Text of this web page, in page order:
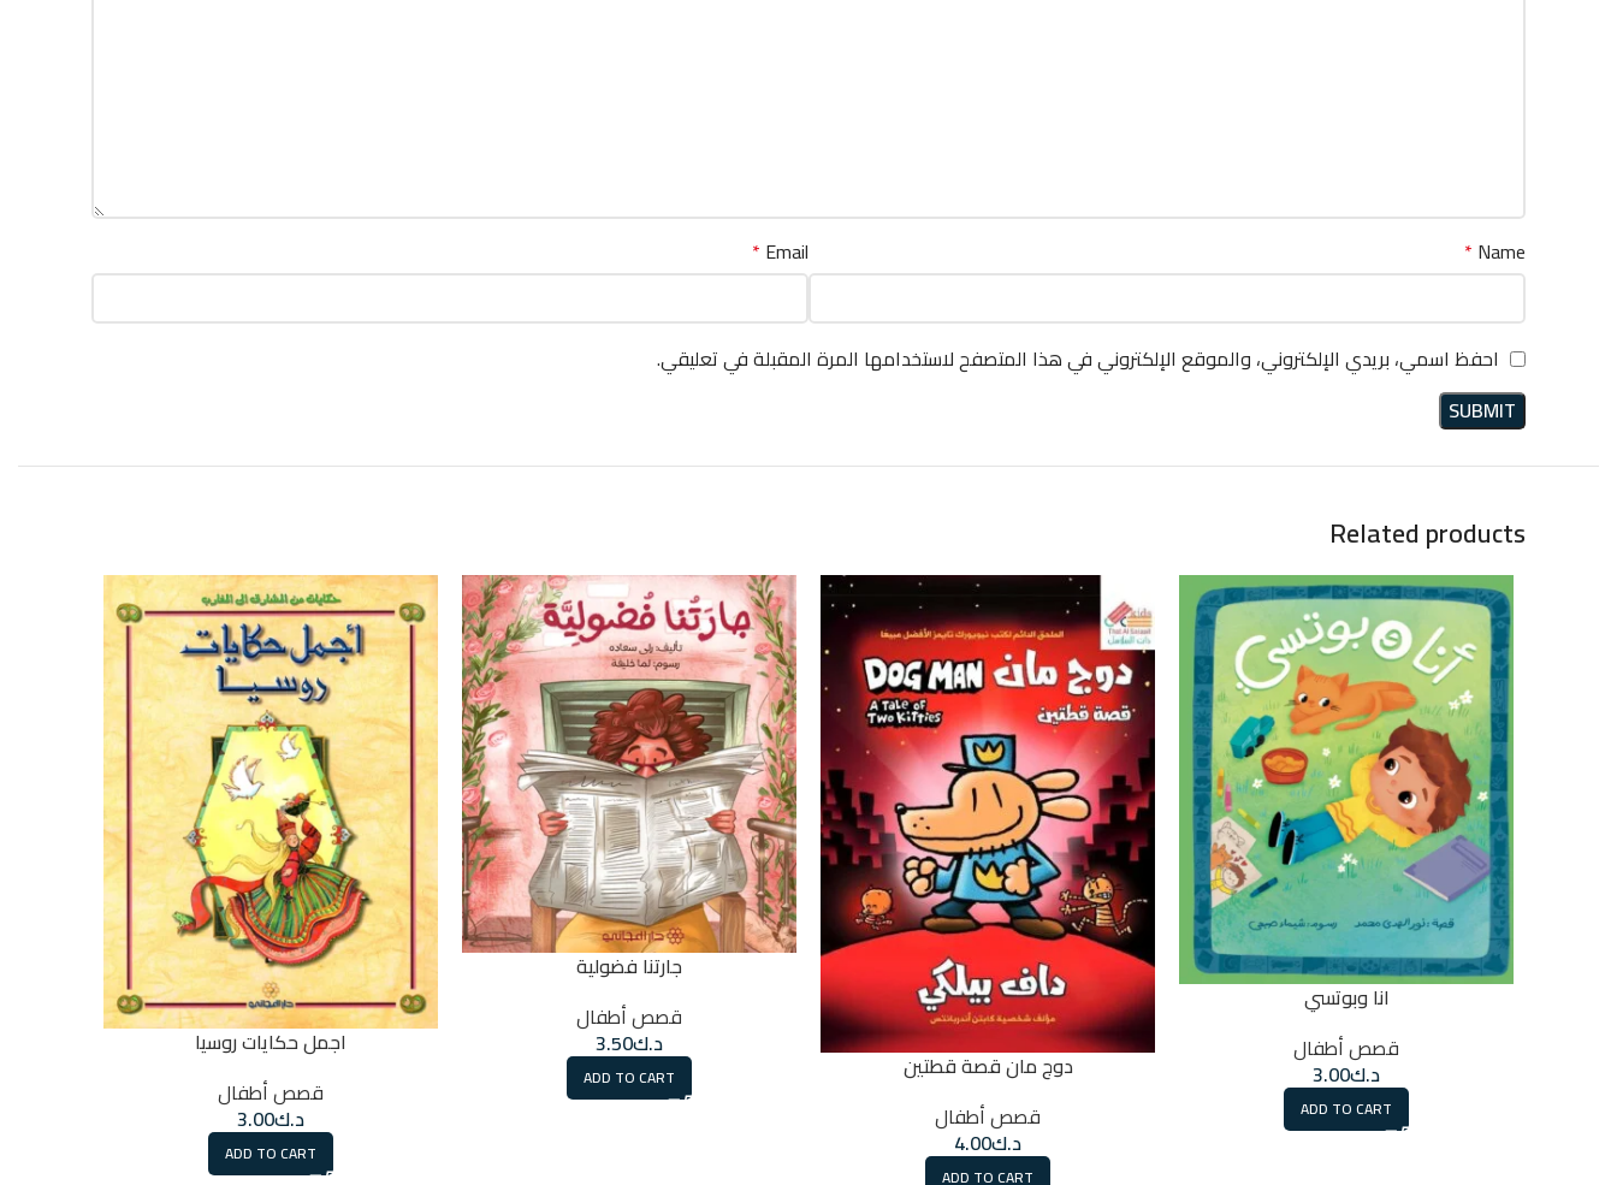
Name
*
Email
*
احفظ اسمي، بريدي الإلكتروني، والموقع الإلكتروني في هذا المتصفح لاستخدامها المرة المقبلة في تعليقي.
Related products
انا وبوتسي
قصص أطفال
د.ك3.00
ADD TO CART
دوج مان قصة قطتين
قصص أطفال
د.ك4.00
ADD TO CART
جارتنا فضولية
قصص أطفال
د.ك3.50
ADD TO CART
اجمل حكايات روسيا
قصص أطفال
د.ك3.00
ADD TO CART